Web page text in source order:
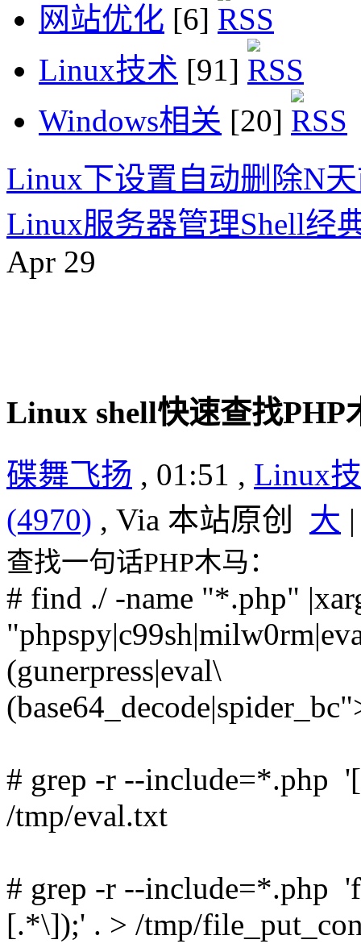
网站优化 [6]
Linux技术 [91]
Windows相关 [20]
Linux下设置自动删除N
Linux服务器管理Shell经
Apr 29
Linux shell快速查找PHP
碟舞飞扬 , 01:51 , Linux
(4970) , Via 本站原创 大
查找一句话PHP木马：
# find ./ -name "*.php"
(gunerpress|eval\
# grep -r --include=*.php
/tmp/eval.txt
# grep -r --include=*.php
[.*\]);' . > /tmp/